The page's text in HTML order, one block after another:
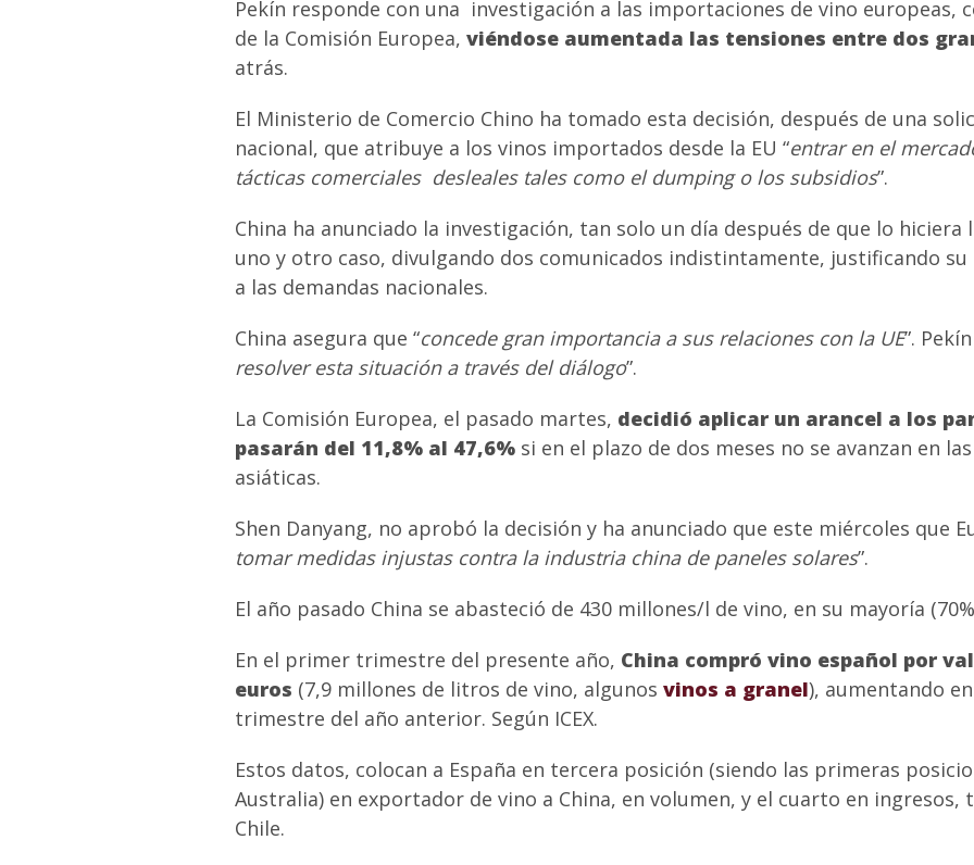
Pekín responde con una investigación a las importaciones de vino europeas,
de la Comisión Europea, viéndose aumentada las tensiones entre dos
atrás.
El Ministerio de Comercio Chino ha tomado esta decisión, después de una
nacional, que atribuye a los vinos importados desde la EU “entrar en el
tácticas comerciales desleales tales como el dumping o los subsidios”.
China ha anunciado la investigación, tan solo un día después de que lo hiciera
uno y otro caso, divulgando dos comunicados indistintamente, justificando
a las demandas nacionales.
China asegura que “concede gran importancia a sus relaciones con la UE”. Pekín
resolver esta situación a través del diálogo”.
La Comisión Europea, el pasado martes, decidió aplicar un arancel a los
pasarán del 11,8% al 47,6% si en el plazo de dos meses no se avanzan en
asiáticas.
Shen Danyang, no aprobó la decisión y ha anunciado que este miércoles que
tomar medidas injustas contra la industria china de paneles solares”.
El año pasado China se abasteció de 430 millones/l de vino, en su mayoría
En el primer trimestre del presente año, China compró vino español por
euros (7,9 millones de litros de vino, algunos vinos a granel), aumentando
trimestre del año anterior. Según ICEX.
Estos datos, colocan a España en tercera posición (siendo las primeras
Australia) en exportador de vino a China, en volumen, y el cuarto en ingresos,
Chile.